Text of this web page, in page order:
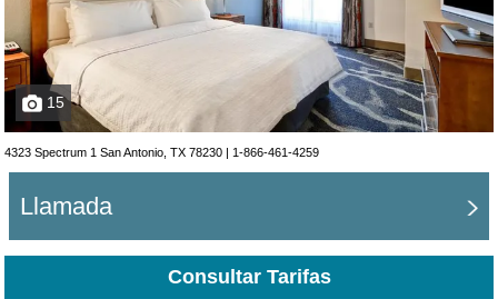
15
4323 Spectrum 1 San Antonio, TX 78230 | 1-866-461-4259
Llamada
Consultar Tarifas